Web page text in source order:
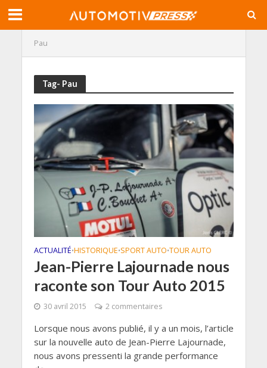
Pau
Tag- Pau
ACTUALITÉ•HISTORIQUE•SPORT AUTO•TOUR AUTO
Jean-Pierre Lajournade nous
raconte son Tour Auto 2015
30 avril 2015 2 commentaires
Lorsque nous avons publié, il y a un mois, l’article
sur la nouvelle auto de Jean-Pierre Lajournade,
nous avons pressenti la grande performance